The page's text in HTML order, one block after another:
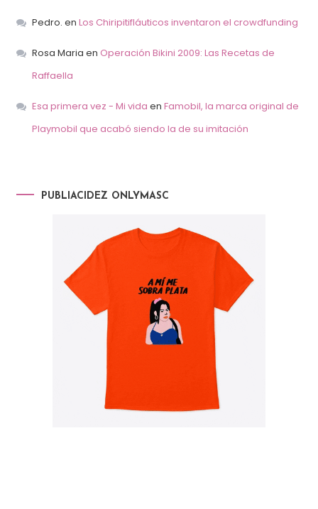
Pedro. en Los Chiripitifláuticos inventaron el crowdfunding
Rosa Maria en Operación Bikini 2009: Las Recetas de
Raffaella
Esa primera vez - Mi vida en Famobil, la marca original de
Playmobil que acabó siendo la de su imitación
PUBLIACIDEZ ONLYMASC